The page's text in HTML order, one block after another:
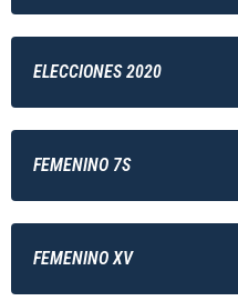
ELECCIONES 2020
FEMENINO 7S
FEMENINO XV